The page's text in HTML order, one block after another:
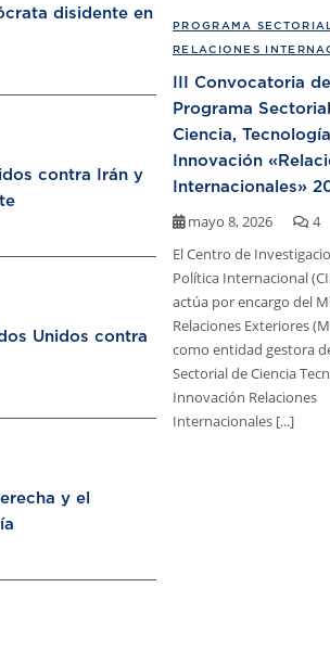
PROGRAMA
RELACIONES
III Convocatoria
Programa
Ciencia,
Innovación
Internacionales»
mayo 8, 2026
4
El Centro de
Política Internacional
actúa por encargo del
Relaciones Exteriores
como entidad gestora
Sectorial de Ciencia
Innovación Relaciones
Internacionales [...]
disidente en
contra Irán y
Unidos contra
y el